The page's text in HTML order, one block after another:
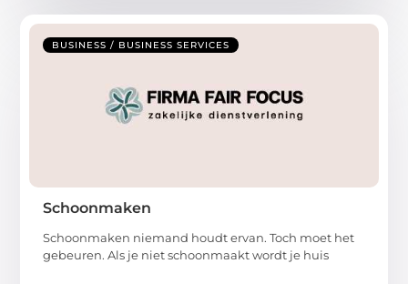
BUSINESS / BUSINESS SERVICES
Schoonmaken
Schoonmaken niemand houdt ervan. Toch moet het
gebeuren. Als je niet schoonmaakt wordt je huis